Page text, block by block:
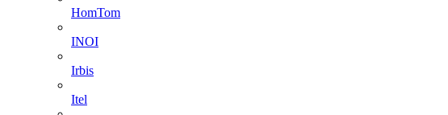
HomTom
INOI
Irbis
Itel